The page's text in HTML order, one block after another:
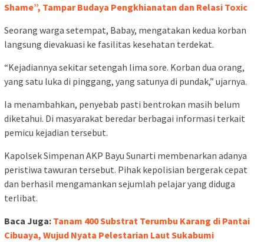
Shame”, Tampar Budaya Pengkhianatan dan Relasi Toxic
Seorang warga setempat, Babay, mengatakan kedua korban
langsung dievakuasi ke fasilitas kesehatan terdekat.
“Kejadiannya sekitar setengah lima sore. Korban dua orang,
yang satu luka di pinggang, yang satunya di pundak,” ujarnya.
Ia menambahkan, penyebab pasti bentrokan masih belum
diketahui. Di masyarakat beredar berbagai informasi terkait
pemicu kejadian tersebut.
Kapolsek Simpenan AKP Bayu Sunarti membenarkan adanya
peristiwa tawuran tersebut. Pihak kepolisian bergerak cepat
dan berhasil mengamankan sejumlah pelajar yang diduga
terlibat.
Baca Juga: Tanam 400 Substrat Terumbu Karang di Pantai
Cibuaya, Wujud Nyata Pelestarian Laut Sukabumi